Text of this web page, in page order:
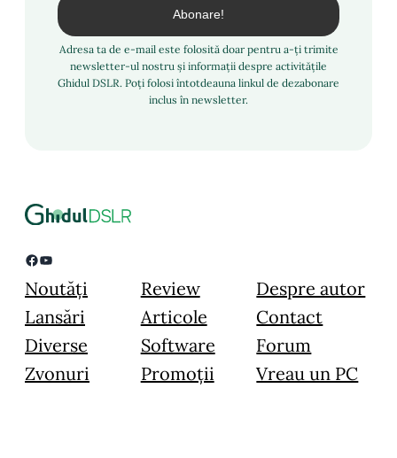
Adresa ta de e-mail este folosită doar pentru a-ți trimite
newsletter-ul nostru și informații despre activitățile
Ghidul DSLR. Poți folosi întotdeauna linkul de dezabonare
inclus în newsletter.
Facebook YouTube
Noutăți
Lansări
Diverse
Zvonuri
Review
Articole
Software
Promoții
Despre autor
Contact
Forum
Vreau un PC